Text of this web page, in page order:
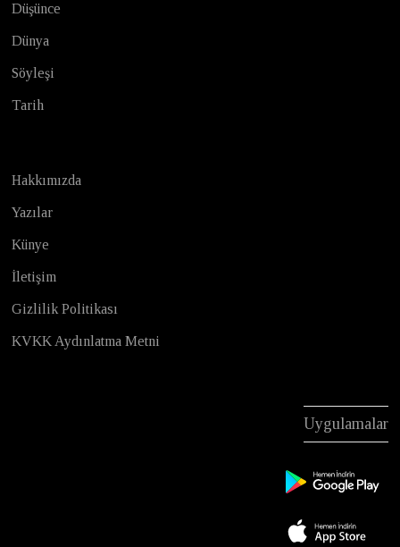
Düşünce
Dünya
Söyleşi
Tarih
Hakkımızda
Yazılar
Künye
İletişim
Gizlilik Politikası
KVKK Aydınlatma Metni
Uygulamalar